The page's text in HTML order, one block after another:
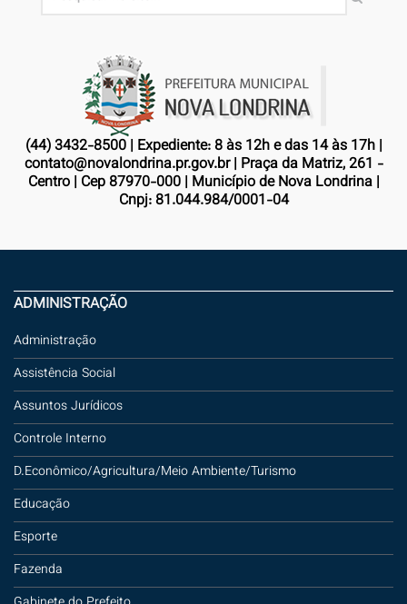
(44) 3432-8500 | Expediente: 8 às 12h e das 14 às 17h |
contato@novalondrina.pr.gov.br | Praça da Matriz, 261 -
Centro | Cep 87970-000 | Município de Nova Londrina |
Cnpj: 81.044.984/0001-04
ADMINISTRAÇÃO
Administração
Assistência Social
Assuntos Jurídicos
Controle Interno
D.Econômico/Agricultura/Meio Ambiente/Turismo
Educação
Esporte
Fazenda